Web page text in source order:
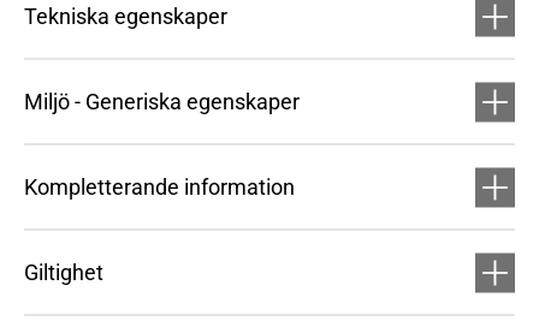
Tekniska egenskaper
Miljö - Generiska egenskaper
Kompletterande information
Giltighet